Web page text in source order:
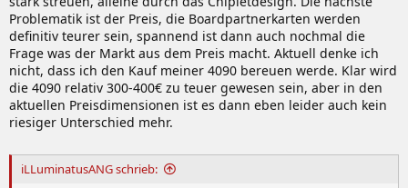
Problematik ist der Preis, die Boardpartnerkarten werden
definitiv teurer sein, spannend ist dann auch nochmal die
Frage was der Markt aus dem Preis macht. Aktuell denke ich
nicht, dass ich den Kauf meiner 4090 bereuen werde. Klar wird
die 4090 relativ 300-400€ zu teuer gewesen sein, aber in den
aktuellen Preisdimensionen ist es dann eben leider auch kein
riesiger Unterschied mehr.
iLLuminatusANG schrieb: